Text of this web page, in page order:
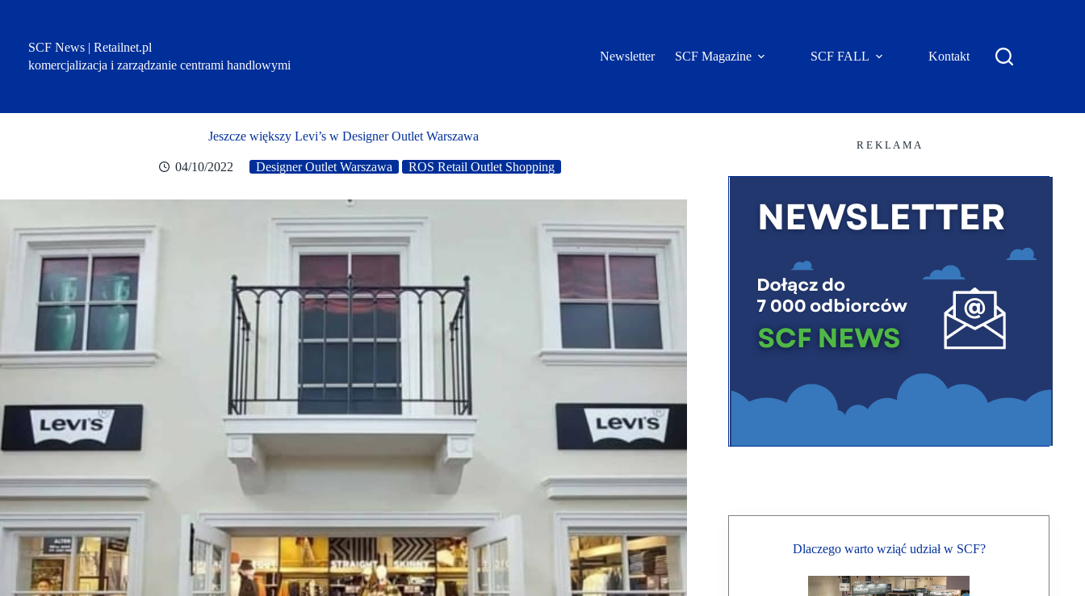
SCF News | Retailnet.pl
komercjalizacja i zarządzanie centrami handlowymi
Newsletter SCF Magazine SCF FALL Kontakt
Jeszcze większy Levi’s w Designer Outlet Warszawa
04/10/2022 Designer Outlet Warszawa ROS Retail Outlet Shopping
R E K L A M A
Dlaczego warto wziąć udział w SCF?